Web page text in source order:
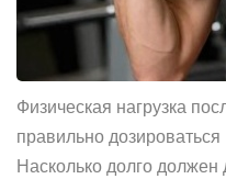
Физическая нагрузка
правильно дозироваться
Насколько долго